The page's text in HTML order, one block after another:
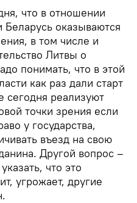
что в отношении
Беларусь оказываются
в том числе и
Литвы о
понимать, что в этой
как раз дали старт
сегодня реализуют
точки зрения если
у государства,
въезд на свою
Другой вопрос –
что это
угрожает, другие